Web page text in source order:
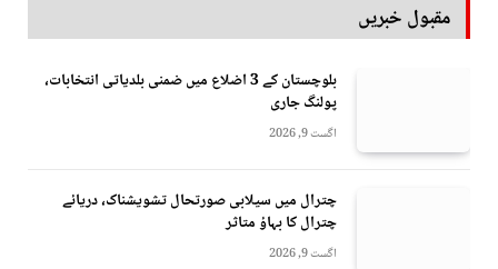
مقبول خبریں
بلوچستان کے 3 اضلاع میں ضمنی بلدیاتی انتخابات،
پولنگ جاری
اگست 9, 2026
چترال میں سیلابی صورتحال تشویشناک، دریائے
چترال کا بہاؤ متاثر
اگست 9, 2026